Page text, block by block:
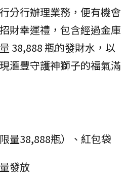
分行辦理業務，便有機會
財幸運禮，包含經過金庫
38,888 瓶的發財水，以
滙豐守護神獅子的福氣滿
量38,888瓶）、紅包袋
發放